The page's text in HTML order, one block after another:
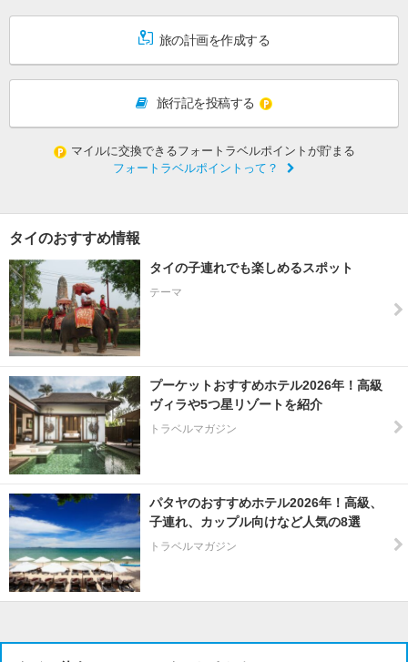
旅の計画を作成する
旅行記を投稿する
マイルに交換できるフォートラベルポイントが貯まる
フォートラベルポイントって？
タイのおすすめ情報
タイの子連れでも楽しめるスポット
テーマ
プーケットおすすめホテル2026年！高級
ヴィラや5つ星リゾートを紹介
トラベルマガジン
パタヤのおすすめホテル2026年！高級、
子連れ、カップル向けなど人気の8選
トラベルマガジン